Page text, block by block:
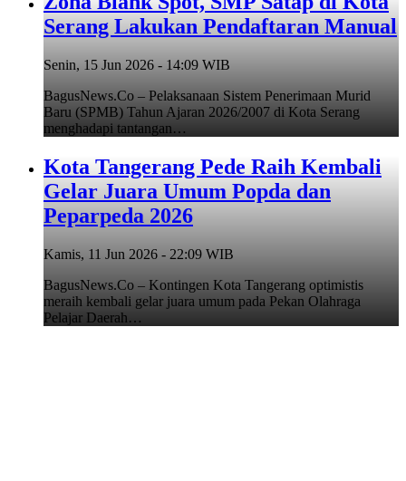
Serang Lakukan Pendaftaran Manual
Senin, 15 Jun 2026 - 14:09 WIB
BagusNews.Co – Pelaksanaan Sistem Penerimaan Murid
Baru (SPMB) Tahun Ajaran 2026/2007 di Kota Serang
menghadapi tantangan…
Kota Tangerang Pede Raih Kembali
Gelar Juara Umum Popda dan
Peparpeda 2026
Kamis, 11 Jun 2026 - 22:09 WIB
BagusNews.Co – Kontingen Kota Tangerang optimistis
meraih kembali gelar juara umum pada Pekan Olahraga
Pelajar Daerah…